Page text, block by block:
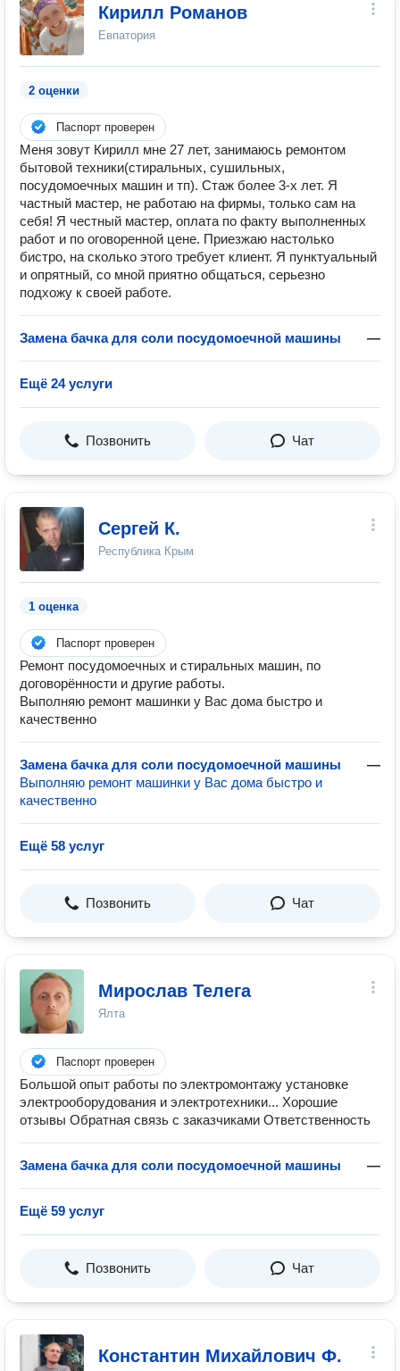
Кирилл Романов
Евпатория
2 оценки
Паспорт проверен
Меня зовут Кирилл мне 27 лет, занимаюсь ремонтом
бытовой техники(стиральных, сушильных,
посудомоечных машин и тп). Стаж более 3-х лет. Я
частный мастер, не работаю на фирмы, только сам на
себя! Я честный мастер, оплата по факту выполненных
работ и по оговоренной цене. Приезжаю настолько
бистро, на сколько этого требует клиент. Я пунктуальный
и опрятный, со мной приятно общаться, серьезно
подхожу к своей работе.
Замена бачка для соли посудомоечной машины —
Ещё 24 услуги
Позвонить Чат
Сергей К.
Республика Крым
1 оценка
Паспорт проверен
Ремонт посудомоечных и стиральных машин, по
договорённости и другие работы.
Выполняю ремонт машинки у Вас дома быстро и
качественно
Замена бачка для соли посудомоечной машины
—
Выполняю ремонт машинки у Вас дома быстро и
качественно
Ещё 58 услуг
Позвонить Чат
Мирослав Телега
Ялта
Паспорт проверен
Большой опыт работы по электромонтажу установке
электрооборудования и электротехники... Хорошие
отзывы Обратная связь с заказчиками Ответственность
Замена бачка для соли посудомоечной машины —
Ещё 59 услуг
Позвонить Чат
Константин Михайлович Ф.